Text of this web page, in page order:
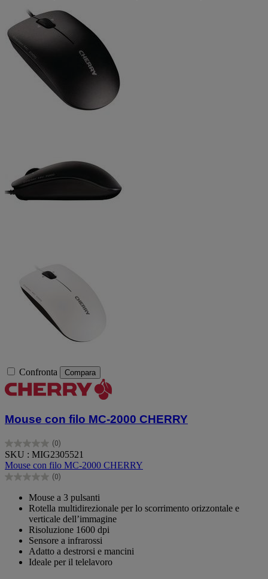
Confronta Compara
Mouse con filo MC-2000 CHERRY
(0)
0.0
su
5
stelle.
SKU : MIG2305521
Mouse con filo MC-2000 CHERRY
(0)
0.0
Mouse a 3 pulsanti
Rotella multidirezionale per lo scorrimento orizzontale e
verticale dell’immagine
Risoluzione 1600 dpi
Sensore a infrarossi
Adatto a destrorsi e mancini
Ideale per il telelavoro